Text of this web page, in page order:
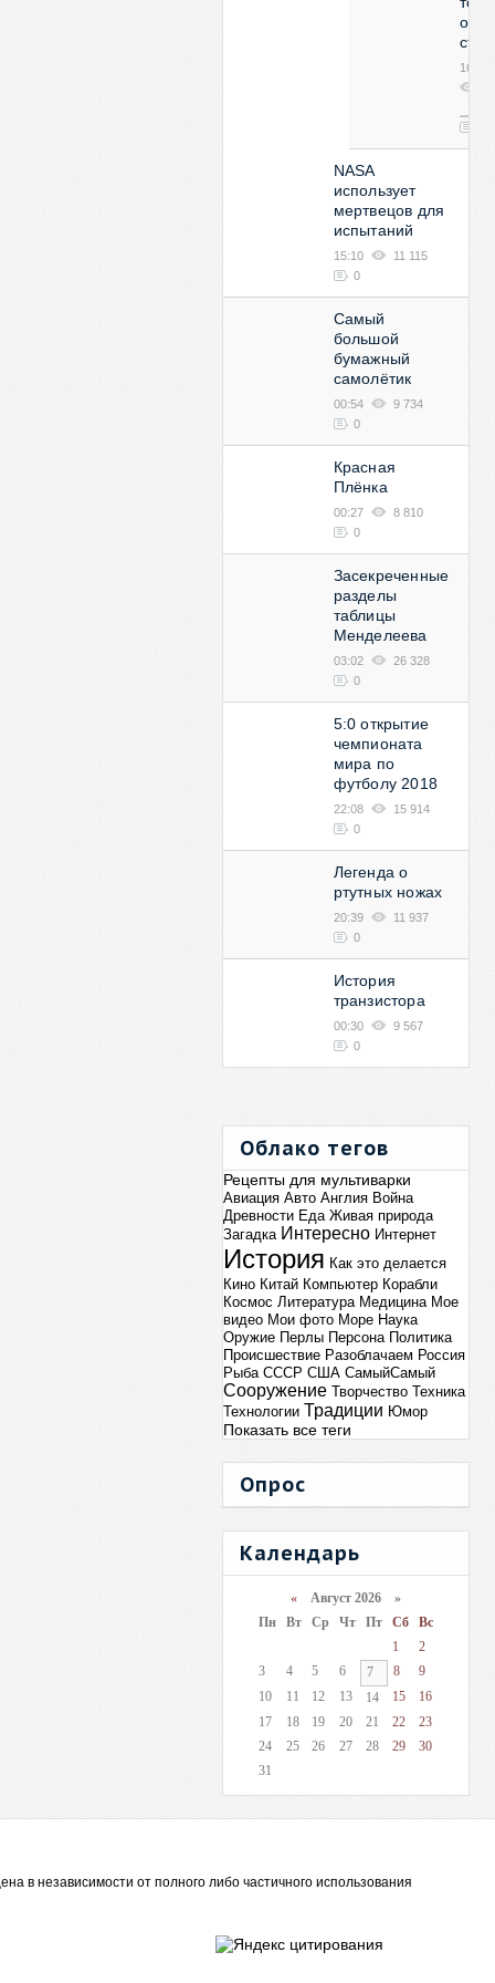
одну
16:05
NASA
использует
мертвецов для
испытаний
15:10
11 115
0
Самый
большой
бумажный
самолётик
00:54
9 734
0
Красная
Плёнка
00:27
8 810
0
Засекреченные
разделы
таблицы
Менделеева
03:02
26 328
0
5:0 открытие
чемпионата
мира по
футболу 2018
22:08
15 914
0
Легенда о
ртутных ножах
20:39
11 937
0
История
транзистора
00:30
9 567
0
Облако тегов
Рецепты для мультиварки
Авиация Авто Англия Война
Древности Еда Живая природа
Загадка Интересно Интернет
История Как это делается
Кино Китай Компьютер Корабли
Космос Литература Медицина Мое
видео Мои фото Море Наука
Оружие Перлы Персона Политика
Происшествие Разоблачаем Россия
Рыба СССР США СамыйСамый
Сооружение Творчество Техника
Технологии Традиции Юмор
Показать все теги
Опрос
Календарь
« Август 2026 »
Пн
Вт Ср Чт Пт Сб
Вс
1
2
3
4 5 6 7 8
9
10
11 12 13 14 15
16
17
18 19 20 21 22
23
24
25 26 27 28 29
30
31
в независимости от полного либо частичного использования